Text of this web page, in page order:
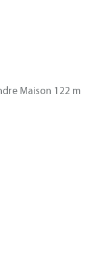
122 m² Combrit |